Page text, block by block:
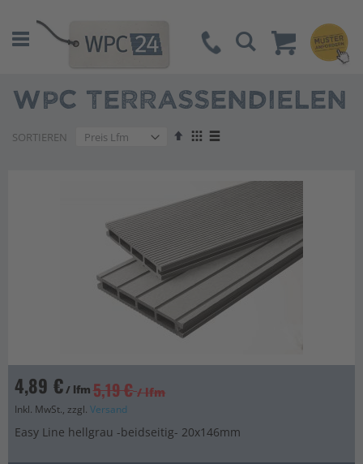
Suche
WPC TERRASSENDIELEN
SORTIEREN
AbsteigendAnzeigen
4,89 €/ lfm 5,19 € / lfm
Inkl. MwSt., zzgl. Versand
Easy Line hellgrau -beidseitig- 20x146mm